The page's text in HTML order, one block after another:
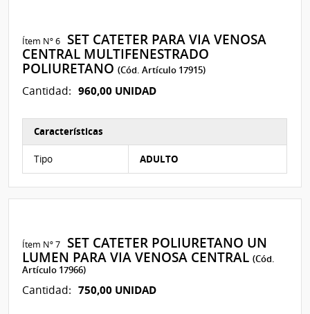
Ítem Nº 6
SET CATETER PARA VIA VENOSA
CENTRAL MULTIFENESTRADO
POLIURETANO(Cód. Artículo 17915)
Cantidad: 960,00 UNIDAD
Características
Tipo ADULTO
Ítem Nº 7
SET CATETER POLIURETANO UN
LUMEN PARA VIA VENOSA CENTRAL(Cód.
Artículo 17966)
Cantidad: 750,00 UNIDAD